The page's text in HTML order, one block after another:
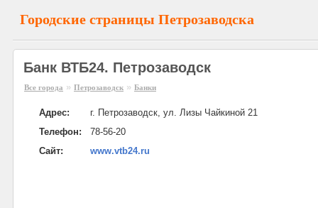
Городские страницы Петрозаводска
Банк ВТБ24. Петрозаводск
Все города » Петрозаводск » Банки
Адрес:
г. Петрозаводск, ул. Лизы Чайкиной 21
Телефон:
78-56-20
Сайт:
www.vtb24.ru